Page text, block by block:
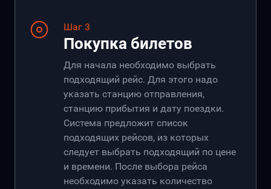
Шаг 3
Покупка билетов
Для начала необходимо выбрать
подходящий рейс. Для этого надо
указать станцию отправления,
станцию прибытия и дату поездки.
Система предложит список
подходящих рейсов, из которых
следует выбрать подходящий по цене
и времени. После выбора рейса
необходимо указать количество